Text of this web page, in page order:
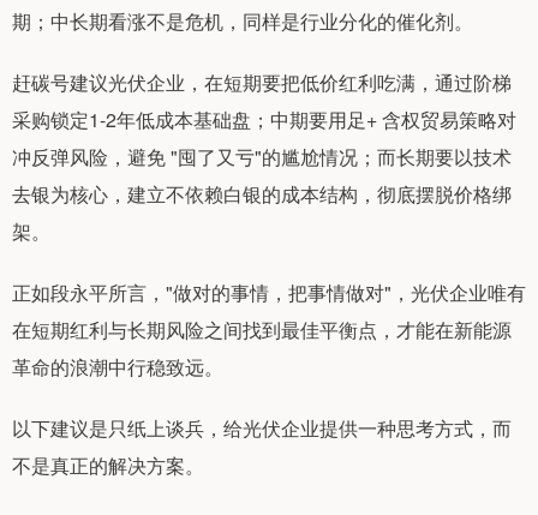
期；中长期看涨不是危机，同样是行业分化的催化剂。
赶碳号建议光伏企业，在短期要把低价红利吃满，通过阶梯
采购锁定1-2年低成本基础盘；中期要用足+ 含权贸易策略对
冲反弹风险，避免 "囤了又亏"的尴尬情况；而长期要以技术
去银为核心，建立不依赖白银的成本结构，彻底摆脱价格绑
架。
正如段永平所言，"做对的事情，把事情做对"，光伏企业唯有
在短期红利与长期风险之间找到最佳平衡点，才能在新能源
革命的浪潮中行稳致远。
以下建议是只纸上谈兵，给光伏企业提供一种思考方式，而
不是真正的解决方案。